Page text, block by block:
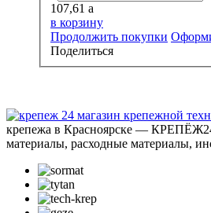
107,61 a
в корзину
Продолжить покупки
Поделиться
крепежа в Красноярске —
материалы, расходные материалы,